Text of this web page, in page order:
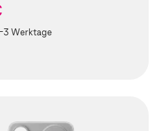
3 Werktage